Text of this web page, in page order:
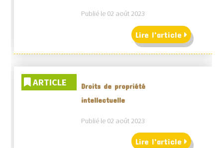
Publié le 02 août 2023
Lire l'article
ARTICLE
Droits de propriété
intellectuelle
Publié le 02 août 2023
Lire l'article